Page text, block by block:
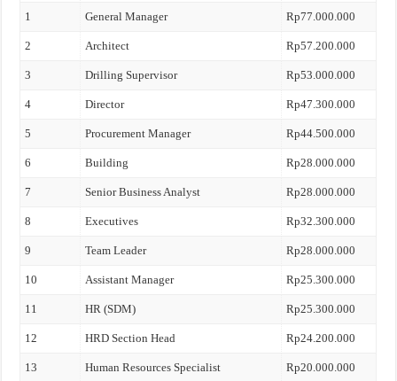
1 General Manager Rp77.000.000
2 Architect Rp57.200.000
3 Drilling Supervisor Rp53.000.000
4 Director Rp47.300.000
5 Procurement Manager Rp44.500.000
6 Building Rp28.000.000
7 Senior Business Analyst Rp28.000.000
8 Executives Rp32.300.000
9 Team Leader Rp28.000.000
10 Assistant Manager Rp25.300.000
11 HR (SDM) Rp25.300.000
12 HRD Section Head Rp24.200.000
13 Human Resources Specialist Rp20.000.000